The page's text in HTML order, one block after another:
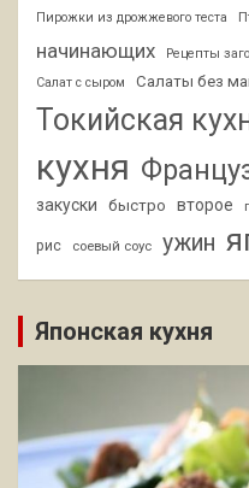
Пирожки из дрожжевого теста
начинающих
Рецепты
Салат с сыром Салаты без
Токийская
кухня
закуски
быстро второе
рис соевый соус ужин
Японская кухня